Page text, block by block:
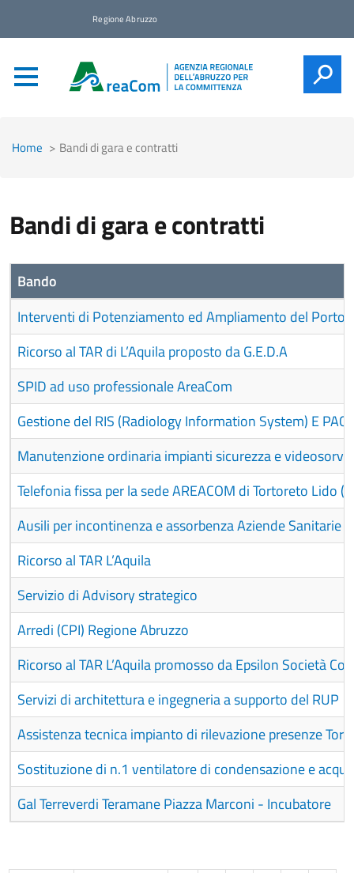
Regione Abruzzo
Home Bandi di gara e contratti
Bandi di gara e contratti
Bando
Interventi di Potenziamento ed Ampliamento del Porto
Ricorso al TAR di L’Aquila proposto da G.E.D.A
SPID ad uso professionale AreaCom
Gestione del RIS (Radiology Information System) E
Manutenzione ordinaria impianti sicurezza e
Telefonia fissa per la sede AREACOM di Tortoreto Lido
Ausili per incontinenza e assorbenza Aziende Sanitarie
Ricorso al TAR L’Aquila
Servizio di Advisory strategico
Arredi (CPI) Regione Abruzzo
Ricorso al TAR L’Aquila promosso da Epsilon Società
Servizi di architettura e ingegneria a supporto del RUP
Assistenza tecnica impianto di rilevazione presenze
Sostituzione di n.1 ventilatore di condensazione e
Gal Terreverdi Teramane Piazza Marconi - Incubatore